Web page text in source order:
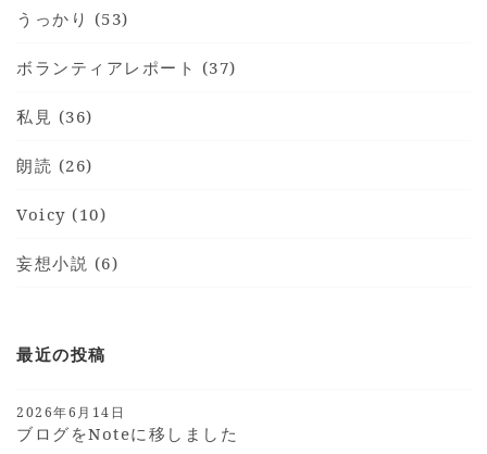
うっかり (53)
ボランティアレポート (37)
私見 (36)
朗読 (26)
Voicy (10)
妄想小説 (6)
最近の投稿
2026年6月14日
ブログをnoteに移しました